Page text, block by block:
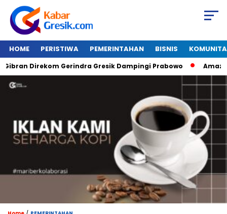
HOME PERISTIWA PEMERINTAHAN BISNIS
Direkom Gerindra Gresik Dampingi Prabowo Amazon